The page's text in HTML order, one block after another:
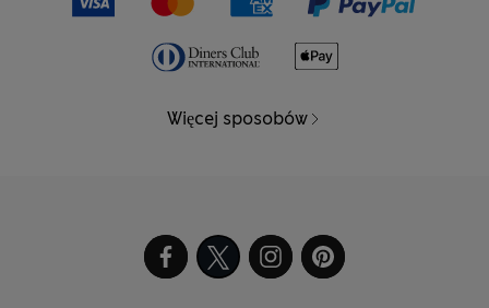
Więcej sposobów